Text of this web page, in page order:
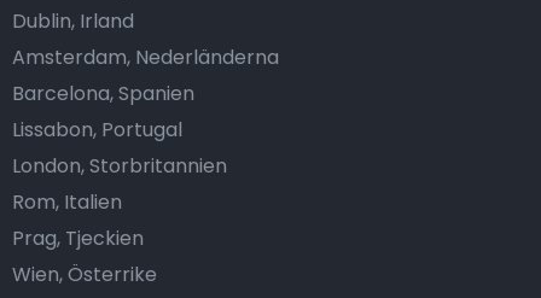
Dublin, Irland
Amsterdam, Nederländerna
Barcelona, Spanien
Lissabon, Portugal
London, Storbritannien
Rom, Italien
Prag, Tjeckien
Wien, Österrike